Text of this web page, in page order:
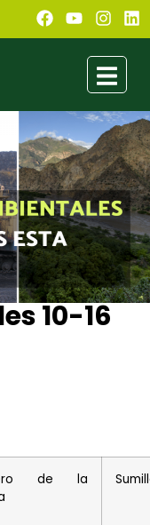
10-16
de la